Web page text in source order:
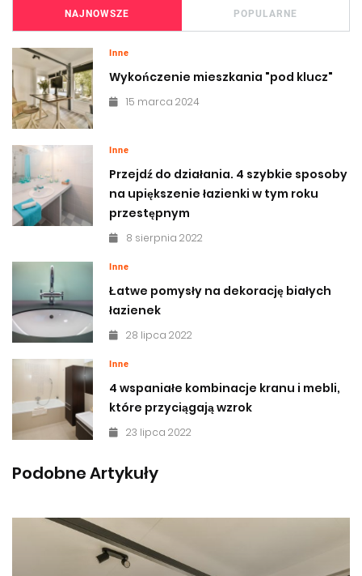
NAJNOWSZE POPULARNE
Inne
Wykończenie mieszkania "pod klucz"
15 marca 2024
Inne
Przejdź do działania. 4 szybkie sposoby
na upiększenie łazienki w tym roku
przestępnym
8 sierpnia 2022
Inne
Łatwe pomysły na dekorację białych
łazienek
28 lipca 2022
Inne
4 wspaniałe kombinacje kranu i mebli,
które przyciągają wzrok
23 lipca 2022
Podobne Artykuły